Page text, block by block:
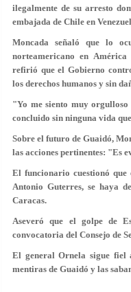
ilegalmente de su arresto
embajada de Chile en
Moncada señaló que lo
norteamericano en
refirió que el Gobierno
los derechos humanos y sin
"Yo me siento muy
concluido sin ninguna vida
Sobre el futuro de Guaidó,
las acciones pertinentes: "Es
El funcionario cuestionó que
Antonio Guterres, se haya
Caracas.
Aseveró que el golpe de
convocatoria del Consejo de
El general Ornela sigue
mentiras de Guaidó y las